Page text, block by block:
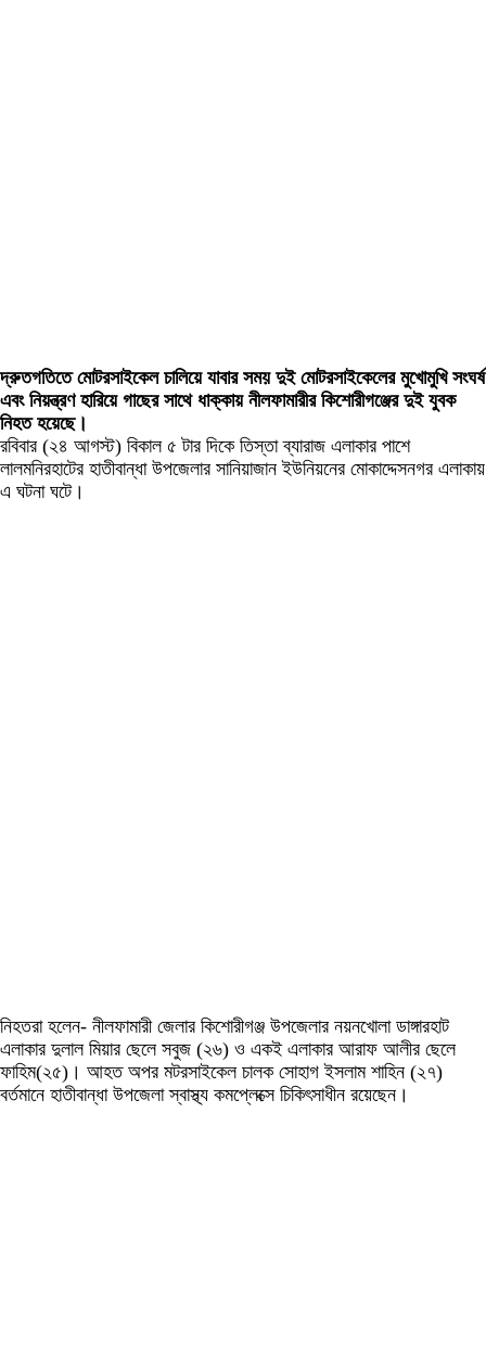
দ্রুতগতিতে মোটরসাইকেল চালিয়ে যাবার সময় দুই মোটরসাইকেলের মুখোমুখি সংঘর্ষ
এবং নিয়ন্ত্রণ হারিয়ে গাছের সাথে ধাক্কায় নীলফামারীর কিশোরীগঞ্জের দুই যুবক
নিহত হয়েছে।
রবিবার (২৪ আগস্ট) বিকাল ৫ টার দিকে তিস্তা ব্যারাজ এলাকার পাশে
লালমনিরহাটের হাতীবান্ধা উপজেলার সানিয়াজান ইউনিয়নের মোকাদ্দেসনগর এলাকায়
এ ঘটনা ঘটে।
নিহতরা হলেন- নীলফামারী জেলার কিশোরীগঞ্জ উপজেলার নয়নখোলা ডাঙ্গারহাট
এলাকার দুলাল মিয়ার ছেলে সবুজ (২৬) ও একই এলাকার আরাফ আলীর ছেলে
ফাহিম(২৫)। আহত অপর মটরসাইকেল চালক সোহাগ ইসলাম শাহিন (২৭)
বর্তমানে হাতীবান্ধা উপজেলা স্বাস্থ্য কমপ্লেক্সে চিকিৎসাধীন রয়েছেন।